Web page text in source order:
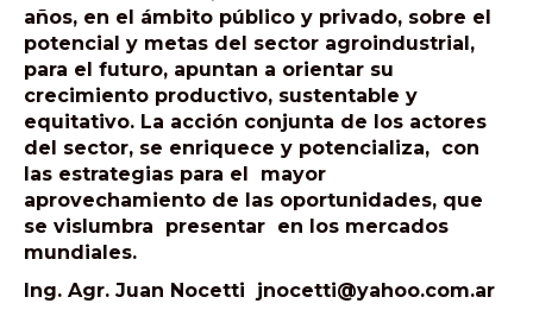
años, en el ámbito público y privado, sobre el
potencial y metas del sector agroindustrial,
para el futuro, apuntan a orientar su
crecimiento productivo, sustentable y
equitativo. La acción conjunta de los actores
del sector, se enriquece y potencializa, con
las estrategias para el mayor
aprovechamiento de las oportunidades, que
se vislumbra presentar en los mercados
mundiales.
Ing. Agr. Juan Nocetti jnocetti@yahoo.com.ar